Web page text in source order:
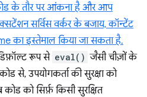
के तौर पर आंकना है और आप
सर्विस वर्कर के बजाय, कॉन्टेंट
का इस्तेमाल किया जा सकता है.
रूप से eval() जैसी चीज़ों के
से, उपयोगकर्ता की सुरक्षा को
को सिर्फ़ किसी सुरक्षित